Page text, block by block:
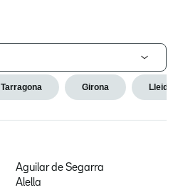
Tarragona Girona Lleida
Aguilar de Segarra
Alella